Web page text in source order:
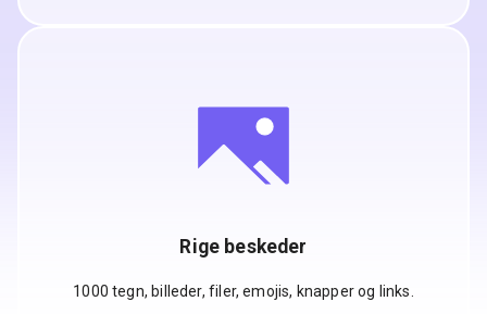
Rige beskeder
1000 tegn, billeder, filer, emojis, knapper og links.